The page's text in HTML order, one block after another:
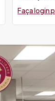
Faça login